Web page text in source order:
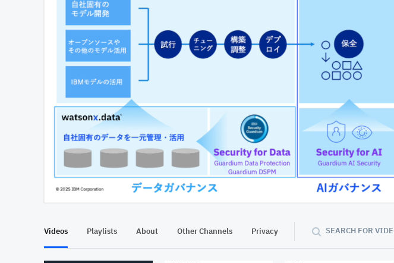
At position 00:12
Videos Playlists About Other Channels Privacy SEARCH FOR